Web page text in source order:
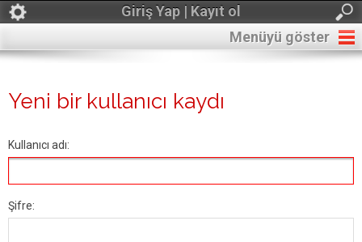
Giriş Yap | Kayıt ol
Menüyü göster
Yeni bir kullanıcı kaydı
Kullanıcı adı:
Şifre: